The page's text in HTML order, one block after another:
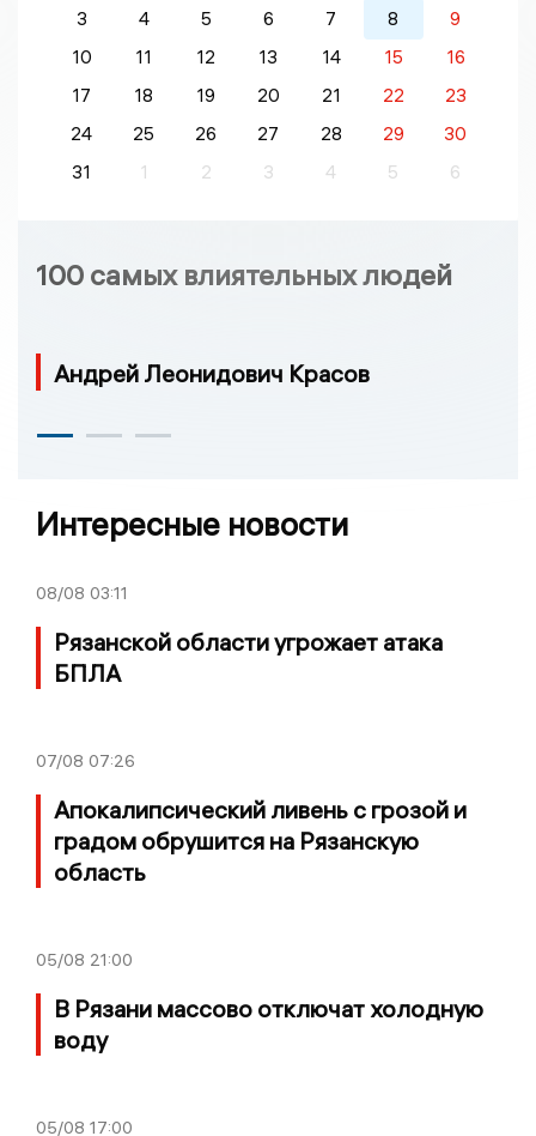
3
4 5 6 7 8
9
10
11 12 13 14 15
16
17
18 19 20 21 22
23
24
25 26 27 28 29
30
31
1 2 3 4 5 6
100 самых влиятельных людей
Андрей Леонидович Красов
Интересные новости
08/08 03:11
Рязанской области угрожает атака
БПЛА
07/08 07:26
Апокалипсический ливень с грозой и
градом обрушится на Рязанскую
область
05/08 21:00
В Рязани массово отключат холодную
воду
05/08 17:00